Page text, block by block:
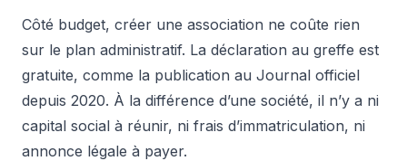
Côté budget, créer une association ne coûte rien
sur le plan administratif. La déclaration au greffe est
gratuite, comme la publication au Journal officiel
depuis 2020. À la différence d’une société, il n’y a ni
capital social à réunir, ni frais d’immatriculation, ni
annonce légale à payer.